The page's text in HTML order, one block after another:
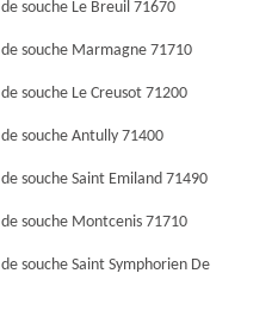
souche Le Breuil 71670
souche Marmagne 71710
souche Le Creusot 71200
souche Antully 71400
souche Saint Emiland 71490
souche Montcenis 71710
souche Saint Symphorien De